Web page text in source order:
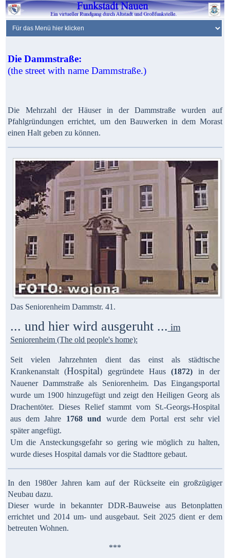
Die Dammstraße:
(the street with name Dammstraße.)
Die Mehrzahl der Häuser in der Dammstraße wurden auf
Pfahlgründungen errichtet, um den Bauwerken in dem Morast
einen Halt geben zu können.
Das Seniorenheim Dammstr. 41.
... und hier wird ausgeruht ... im
Seniorenheim (The old people's home):
Seit vielen Jahrzehnten dient das einst als städtische
Krankenanstalt (Hospital) gegründete Haus(1872) in der
Nauener Dammstraße als Seniorenheim. Das Eingangsportal
wurde um 1900 hinzugefügt und zeigt den Heiligen Georg als
Drachentöter. Dieses Relief stammt vom St.-Georgs-Hospital
aus dem Jahre 1768 und wurde dem Portal erst sehr viel
später angefügt.
Um die Ansteckungsgefahr so gering wie möglich zu halten,
wurde dieses Hospital damals vor die Stadttore gebaut.
In den 1980er Jahren kam auf der Rückseite ein großzügiger
Neubau dazu.
Dieser wurde in bekannter DDR-Bauweise aus Betonplatten
errichtet und 2014 um- und ausgebaut. Seit 2025 dient er dem
betreuten Wohnen.
***